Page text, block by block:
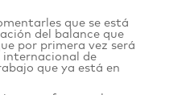
que se está
del balance que
por primera vez será
de
que ya está en